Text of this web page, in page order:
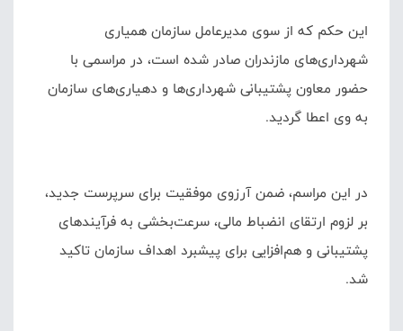
این حکم که از سوی مدیرعامل سازمان همیاری
شهرداری‌های مازندران صادر شده است، در مراسمی با
حضور معاون پشتیبانی شهرداری‌ها و دهیاری‌های سازمان
به وی اعطا گردید.
در این مراسم، ضمن آرزوی موفقیت برای سرپرست جدید،
بر لزوم ارتقای انضباط مالی، سرعت‌بخشی به فرآیندهای
پشتیبانی و هم‌افزایی برای پیشبرد اهداف سازمان تاکید
شد.